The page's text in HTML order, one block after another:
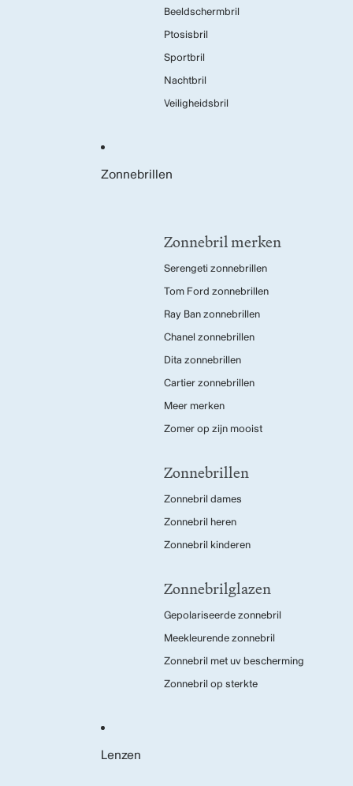
Beeldschermbril
Ptosisbril
Sportbril
Nachtbril
Veiligheidsbril
Zonnebrillen
Zonnebril merken
Serengeti zonnebrillen
Tom Ford zonnebrillen
Ray Ban zonnebrillen
Chanel zonnebrillen
Dita zonnebrillen
Cartier zonnebrillen
Meer merken
Zomer op zijn mooist
Zonnebrillen
Zonnebril dames
Zonnebril heren
Zonnebril kinderen
Zonnebrilglazen
Gepolariseerde zonnebril
Meekleurende zonnebril
Zonnebril met uv bescherming
Zonnebril op sterkte
Lenzen